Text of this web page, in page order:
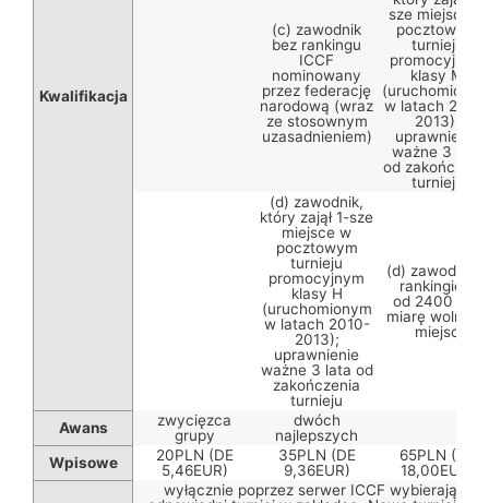
Kwalifikacja
(c) zawodnik
bez rankingu
ICCF
nominowany
przez federację
narodową (wraz
ze stosownym
uzasadnieniem)
sze miejsce w
pocztowym
turnieju
promocyjnym
klasy M
w latach 2010-
2013);
uprawnienie
ważne 3 lata
od
turnieju
(d) zawodnik,
który zajął 1-sze
miejsce w
pocztowym
turnieju
promocyjnym
klasy H
(uruchomionym
w latach 2010-
2013);
uprawnienie
ważne 3 lata od
zakończenia
turnieju
(d) zawodnik z
rankingiem
od 2400 – w
miarę wolnych
miejsc
Awans
zwycięzca
grupy
dwóch
najlepszych
Wpisowe
20PLN (DE
5,46EUR)
35PLN (DE
9,36EUR)
65PLN (DE
18,00EUR)
wyłącznie poprzez serwer ICCF wybierając